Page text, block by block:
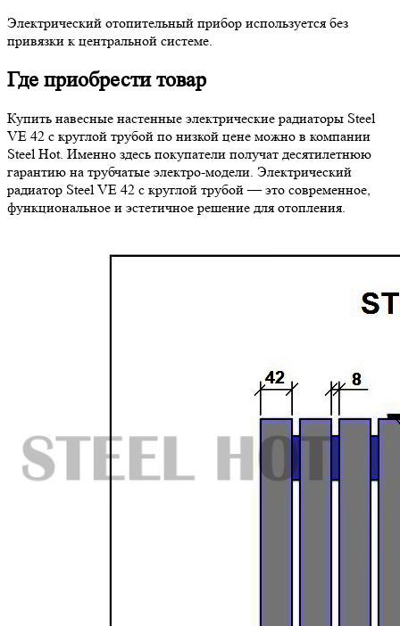
Электрический отопительный прибор используется без
привязки к центральной системе.
Где приобрести товар
Купить навесные настенные электрические радиаторы Steel
VE 42 с круглой трубой по низкой цене можно в компании
Steel Hot. Именно здесь покупатели получат десятилетнюю
гарантию на трубчатые электро-модели. Электрический
радиатор Steel VE 42 с круглой трубой — это современное,
функциональное и эстетичное решение для отопления.